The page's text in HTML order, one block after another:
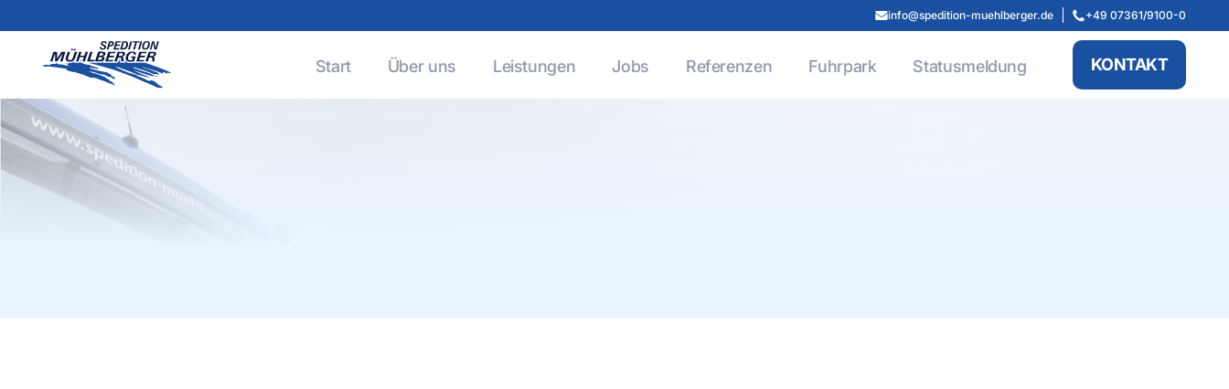
info@spedition-muehlberger.de +49 07361/9100-0
Start Über uns Leistungen Jobs Referenzen Fuhrpark Statusmeldung KONTAKT